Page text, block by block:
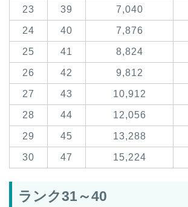
23 39 7,040
24 40 7,876
25 41 8,824
26 42 9,812
27 43 10,912
28 44 12,056
29 45 13,288
30 47 15,224
ランク31～40